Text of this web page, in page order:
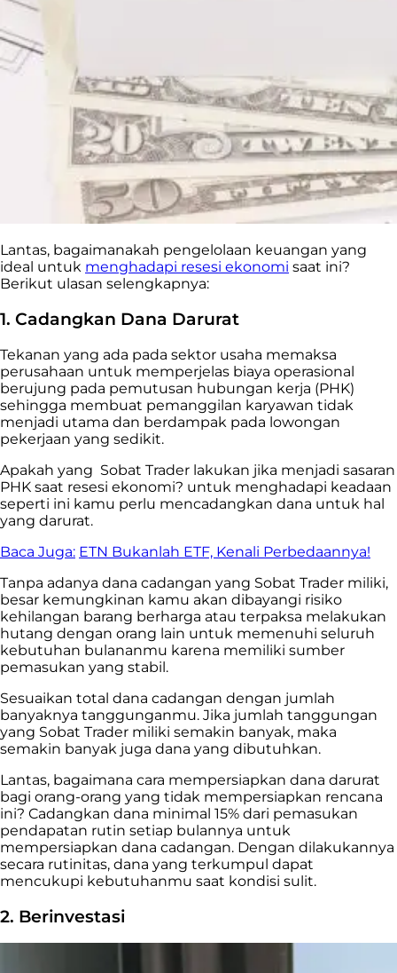
Lantas, bagaimanakah pengelolaan keuangan yang
ideal untuk menghadapi resesi ekonomi saat ini?
Berikut ulasan selengkapnya:
1. Cadangkan Dana Darurat
Tekanan yang ada pada sektor usaha memaksa
perusahaan untuk memperjelas biaya operasional
berujung pada pemutusan hubungan kerja (PHK)
sehingga membuat pemanggilan karyawan tidak
menjadi utama dan berdampak pada lowongan
pekerjaan yang sedikit.
Apakah yang Sobat Trader lakukan jika menjadi sasaran
PHK saat resesi ekonomi? untuk menghadapi keadaan
seperti ini kamu perlu mencadangkan dana untuk hal
yang darurat.
Baca Juga: ETN Bukanlah ETF, Kenali Perbedaannya!
Tanpa adanya dana cadangan yang Sobat Trader miliki,
besar kemungkinan kamu akan dibayangi risiko
kehilangan barang berharga atau terpaksa melakukan
hutang dengan orang lain untuk memenuhi seluruh
kebutuhan bulananmu karena memiliki sumber
pemasukan yang stabil.
Sesuaikan total dana cadangan dengan jumlah
banyaknya tanggunganmu. Jika jumlah tanggungan
yang Sobat Trader miliki semakin banyak, maka
semakin banyak juga dana yang dibutuhkan.
Lantas, bagaimana cara mempersiapkan dana darurat
bagi orang-orang yang tidak mempersiapkan rencana
ini? Cadangkan dana minimal 15% dari pemasukan
pendapatan rutin setiap bulannya untuk
mempersiapkan dana cadangan. Dengan dilakukannya
secara rutinitas, dana yang terkumpul dapat
mencukupi kebutuhanmu saat kondisi sulit.
2. Berinvestasi